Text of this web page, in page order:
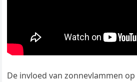
De invloed van zonnevlammen